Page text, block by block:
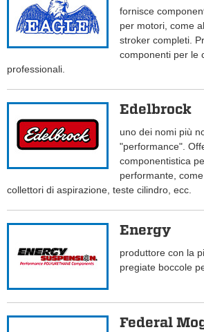
fornisce
per motori, come
stroker completi.
componenti per le
professionali.
Edelbrock
uno dei nomi più
"performance".
componentistica
performante,
collettori di aspirazione, teste cilindro, ecc.
Energy
produttore con la
pregiate boccole
Federal